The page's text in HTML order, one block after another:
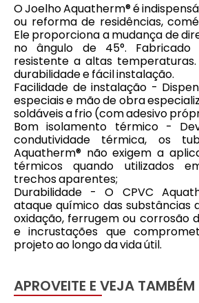
O Joelho Aquatherm® é
ou reforma de residências,
Ele proporciona a mudança de
no ângulo de 45°. Fabricado
resistente a altas
durabilidade e fácil instalação.
Facilidade de instalação -
especiais e mão de obra
soldáveis a frio (com adesivo
Bom isolamento térmico -
condutividade térmica, os
Aquatherm® não exigem a
térmicos quando utilizados
trechos aparentes;
Durabilidade - O CPVC
ataque químico das substâncias
oxidação, ferrugem ou corrosão
e incrustações que
projeto ao longo da vida útil.
APROVEITE E VEJA TAMBÉM